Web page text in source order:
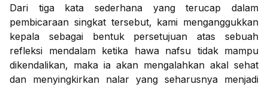
Dari tiga kata sederhana yang terucap dalam
pembicaraan singkat tersebut, kami menganggukkan
kepala sebagai bentuk persetujuan atas sebuah
refleksi mendalam ketika hawa nafsu tidak mampu
dikendalikan, maka ia akan mengalahkan akal sehat
dan menyingkirkan nalar yang seharusnya menjadi